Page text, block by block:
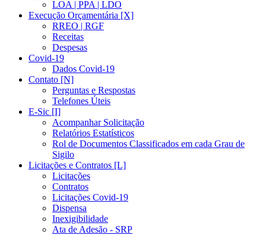
LOA | PPA | LDO
Execução Orçamentária [X]
RREO | RGF
Receitas
Despesas
Covid-19
Dados Covid-19
Contato [N]
Perguntas e Respostas
Telefones Úteis
E-Sic [I]
Acompanhar Solicitação
Relatórios Estatísticos
Rol de Documentos Classificados em cada Grau de
Sigilo
Licitações e Contratos [L]
Licitações
Contratos
Licitações Covid-19
Dispensa
Inexigibilidade
Ata de Adesão - SRP